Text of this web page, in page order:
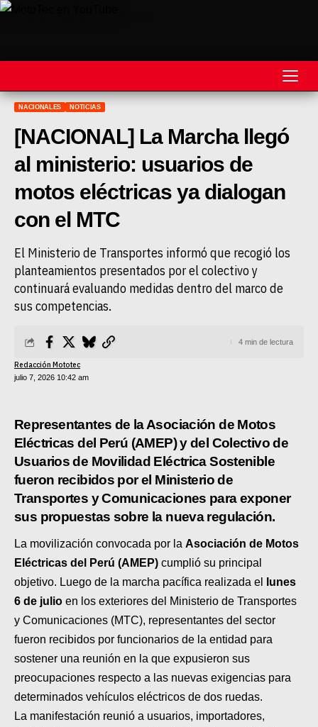
REVISTA
MOTOS
MINICROSS
HARD ENDURO
CROSS COUNTRY
NOTICIAS
INTERNACIONALES
NACIONALES
MOBIL
PLANES
GUÍA DE PRECIOS
MOTOS HERO PERÚ
MOTOS ZONTES PERÚ
MOTOS HAOJUE PERÚ
NACIONALES NOTICIAS
[NACIONAL] La Marcha llegó
al ministerio: usuarios de
motos eléctricas ya dialogan
con el MTC
El Ministerio de Transportes informó que recogió los
planteamientos presentados por el colectivo y
continuará evaluando medidas dentro del marco de
sus competencias.
julio 7, 2026 10:42 am
Redacción Mototec
4 min de lectura
Representantes de la Asociación de Motos
Eléctricas del Perú (AMEP) y del Colectivo de
Usuarios de Movilidad Eléctrica Sostenible
fueron recibidos por el Ministerio de
Transportes y Comunicaciones para exponer
sus propuestas sobre la nueva regulación.
La movilización convocada por la Asociación de Motos
Eléctricas del Perú (AMEP) cumplió su principal
objetivo. Luego de la marcha pacífica realizada el
lunes
6 de julio en los exteriores del Ministerio de Transportes
y Comunicaciones (MTC), representantes del sector
fueron recibidos por funcionarios de la entidad para
sostener una reunión en la que expusieron sus
preocupaciones respecto a las nuevas exigencias para
determinados vehículos eléctricos de dos ruedas.
La manifestación reunió a usuarios, importadores,